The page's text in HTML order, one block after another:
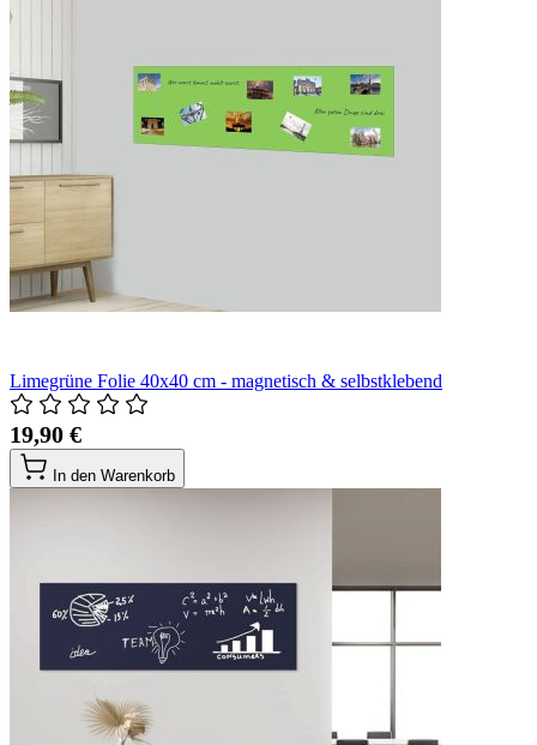
Limegrüne Folie 40x40 cm - magnetisch & selbstklebend
19,90 €
In den Warenkorb